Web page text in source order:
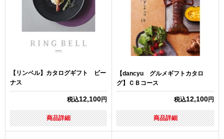
【リンベル】カタログギフト ビー
ナス
税込12,100円
商品詳細
【dancyu グルメギフトカタロ
グ】ＣＢコース
税込12,100円
商品詳細